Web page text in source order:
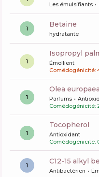
Les émulsifiants
1 betaine
hydratante
1
isopropyl
Émollient
Comédogénicité:
1
olea
Parfums
Comédogénicité:
1
tocopherol
Antioxidant
Comédogénicité:
1 c12-15 alkyl
Antibactérien